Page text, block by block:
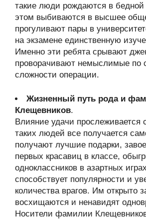
такие люди рождаются в
этом выбиваются в высшее
прогуливают пары в
на экзамене единственную
Именно эти ребята срывают
проворачивают немыслимые по
сложности операции.
Жизненный путь рода и
Клещевников.
Влияние удачи прослеживается
таких людей все получается
получают лучшие подарки,
первых красавиц в классе,
одноклассников в азартных
способствует популярности и
количества врагов. Им открыто
восхищаются и ненавидят
Носители фамилии